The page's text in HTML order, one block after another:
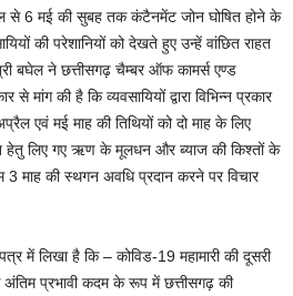
से 6 मई की सुबह तक कंटैनमेंट जोन घोषित होने के
की परेशानियों को देखते हुए उन्हें वांछित राहत
बघेल ने छत्तीसगढ़ चैम्बर ऑफ कामर्स एण्ड
मांग की है कि व्यवसायियों द्वारा विभिन्न प्रकार
एवं मई माह की तिथियों को दो माह के लिए
हेतु लिए गए ऋण के मूलधन और ब्याज की किश्तों के
माह की स्थगन अवधि प्रदान करने पर विचार
में लिखा है कि – कोविड-19 महामारी की दूसरी
प्रभावी कदम के रूप में छत्तीसगढ़ की